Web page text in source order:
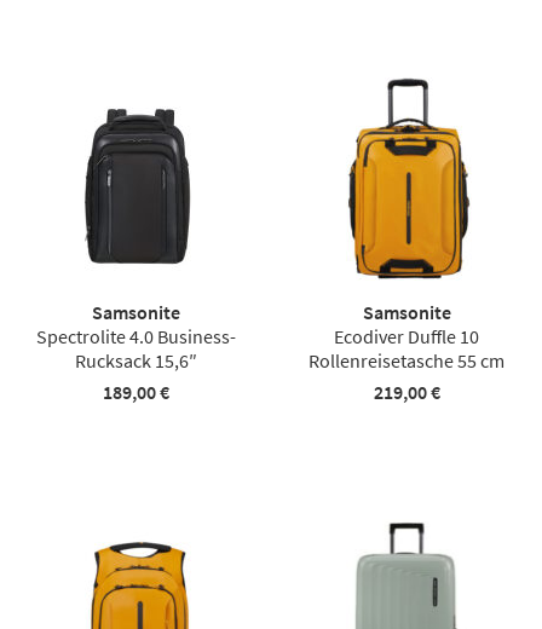
Samsonite
Spectrolite 4.0 Business-
Rucksack 15,6″
189,00 €
Samsonite
Ecodiver Duffle 10
Rollenreisetasche 55 cm
219,00 €